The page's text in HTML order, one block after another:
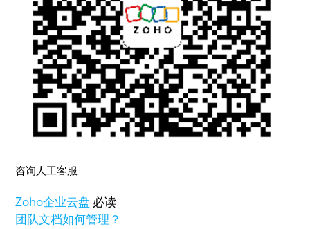
咨询人工客服
Zoho企业云盘 必读
团队文档如何管理？